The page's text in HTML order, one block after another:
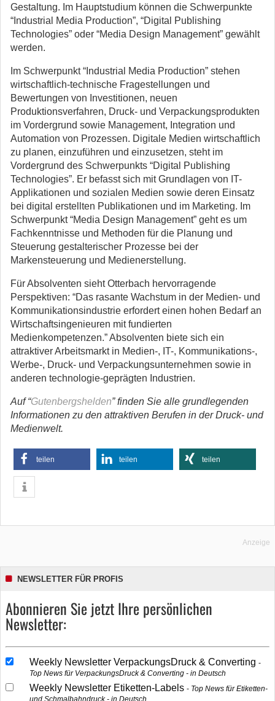
Gestaltung. Im Hauptstudium können die Schwerpunkte
“Industrial Media Production”, “Digital Publishing
Technologies” oder “Media Design Management” gewählt
werden.
Im Schwerpunkt “Industrial Media Production” stehen
wirtschaftlich-technische Fragestellungen und
Bewertungen von Investitionen, neuen
Produktionsverfahren, Druck- und Verpackungsprodukten
im Vordergrund sowie Management, Integration und
Automation von Prozessen. Digitale Medien wirtschaftlich
zu planen, einzuführen und einzusetzen, steht im
Vordergrund des Schwerpunkts “Digital Publishing
Technologies”. Er befasst sich mit Grundlagen von IT-
Applikationen und sozialen Medien sowie deren Einsatz
bei digital erstellten Publikationen und im Marketing. Im
Schwerpunkt “Media Design Management” geht es um
Fachkenntnisse und Methoden für die Planung und
Steuerung gestalterischer Prozesse bei der
Markensteuerung und Medienerstellung.
Für Absolventen sieht Otterbach hervorragende
Perspektiven: “Das rasante Wachstum in der Medien- und
Kommunikationsindustrie erfordert einen hohen Bedarf an
Wirtschaftsingenieuren mit fundierten
Medienkompetenzen.” Absolventen biete sich ein
attraktiver Arbeitsmarkt in Medien-, IT-, Kommunikations-,
Werbe-, Druck- und Verpackungsunternehmen sowie in
anderen technologie-geprägten Industrien.
Auf “Gutenbergshelden” finden Sie alle grundlegenden
Informationen zu den attraktiven Berufen in der Druck- und
Medienwelt.
teilen teilen teilen
Anzeige
NEWSLETTER FÜR PROFIS
Abonnieren Sie jetzt Ihre persönlichen
Newsletter:
Weekly Newsletter VerpackungsDruck & Converting
Top News für VerpackungsDruck & Converting - in Deutsch
Weekly Newsletter Etiketten-Labels
Top News für Etiketten-
und Schmalbahndruck - in Deutsch